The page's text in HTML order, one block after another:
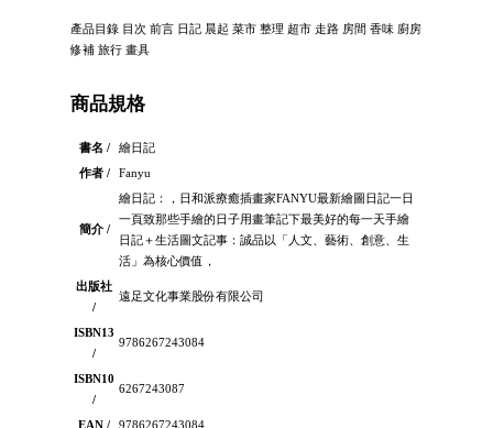
產品目錄 目次 前言 日記 晨起 菜市 整理 超市 走路 房間 香味 廚房
修補 旅行 畫具
商品規格
書名 /
繪日記
作者 /
Fanyu
簡介 /
繪日記：，日和派療癒插畫家FANYU最新繪圖日記一日
一頁致那些手繪的日子用畫筆記下最美好的每一天手繪
日記＋生活圖文記事：誠品以「人文、藝術、創意、生
活」為核心價值，
出版社
/
遠足文化事業股份有限公司
ISBN13
/
9786267243084
ISBN10
/
6267243087
EAN /
9786267243084